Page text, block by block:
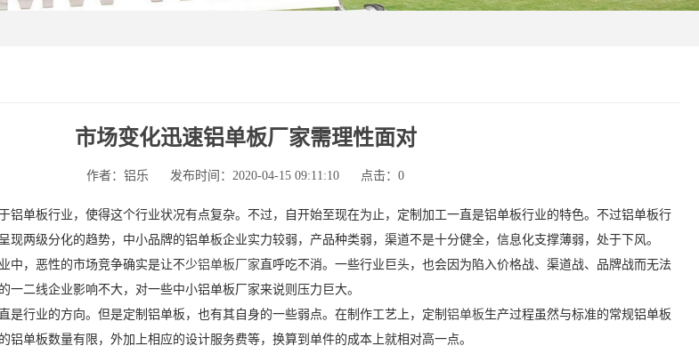
市场变化迅速铝单板厂家需理性面对
作者：铝乐 发布时间：2020-04-15 09:11:10 点击： 0
单板行业，使得这个行业状况有点复杂。不过，自开始至现在为止，定制加工一直是铝单板行业的特色。不过铝单板行
现两级分化的趋势，中小品牌的铝单板企业实力较弱，产品种类弱，渠道不是十分健全，信息化支撑薄弱，处于下风。
，恶性的市场竞争确实是让不少铝单板厂家 直呼吃不消。一些行业巨头，也会因为陷入价格战、渠道战、品牌战而无法
一二线企业影响不大，对一些中小铝单板厂家来说则压力巨大。
是行业的方向。但是定制铝单板，也有其自身的一些弱点。在制作工艺上，定制 铝单板生产过程虽然与标准的常规铝单板
铝单板数量有限，外加上相应的设计服务费等，换算到单件的成本上就相对高一点。